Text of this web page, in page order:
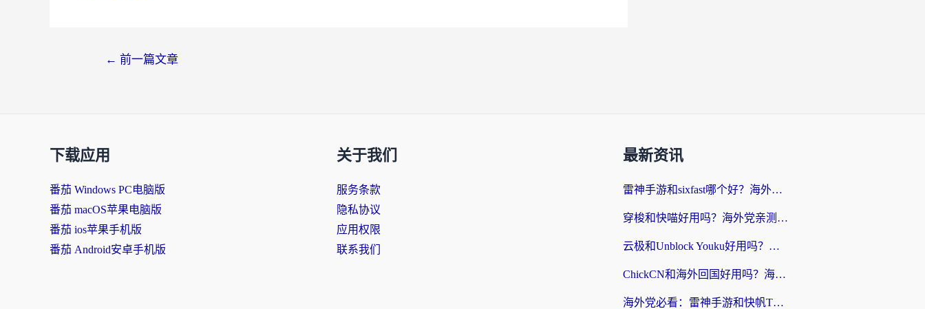
← 前一篇文章
下载应用
番茄 Windows PC电脑版
番茄 macOS苹果电脑版
番茄 ios苹果手机版
番茄 Android安卓手机版
关于我们
服务条款
隐私协议
应用权限
联系我们
最新资讯
雷神手游和sixfast哪个好？海外党亲测3款回国加速器，教你选对不踩坑
穿梭和快喵好用吗？海外党亲测：小众加速器对比+番茄加速器深度体验
云极和Unblock Youku好用吗？海外党亲测+2026回国加速器避坑指南
ChickCN和海外回国好用吗？海外党2026亲测：从手游到影音，选对加速器的3个关键
海外党必看：雷神手游和快帆TV版好用吗？3步选对回国加速器不踩坑